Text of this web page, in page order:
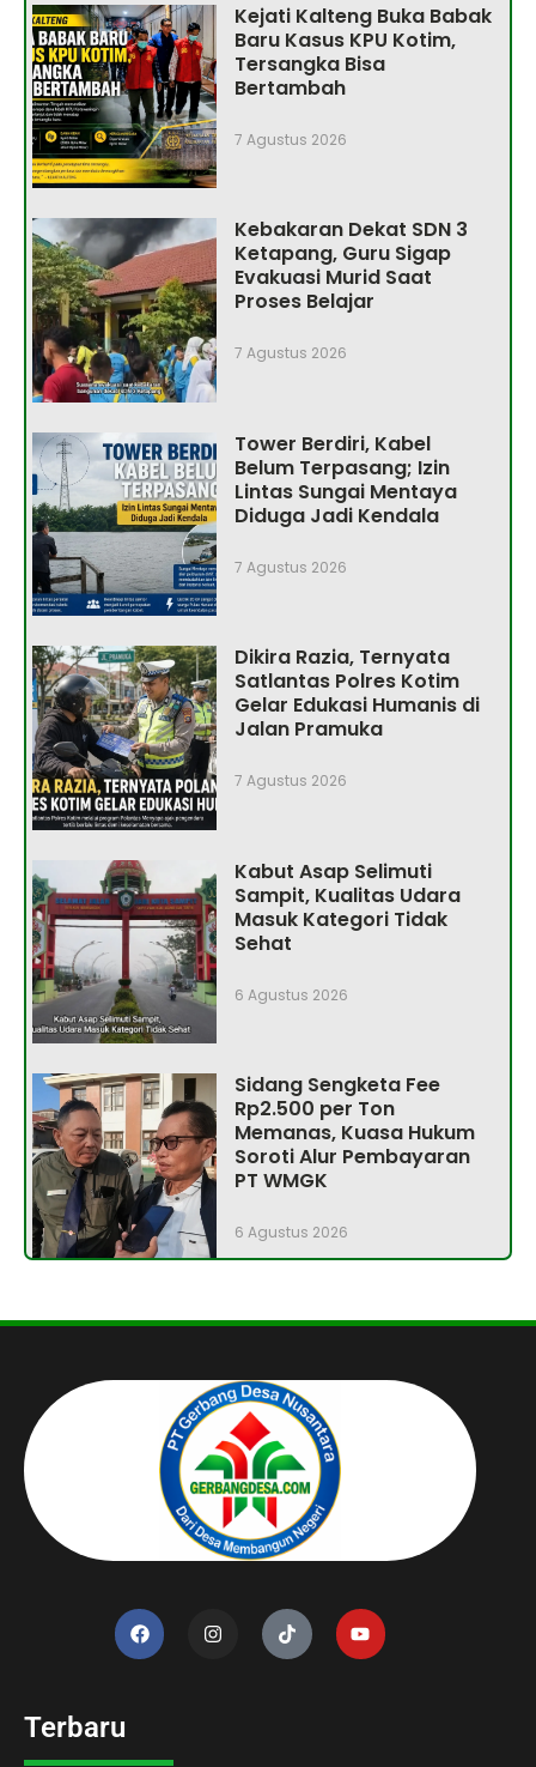
Kejati Kalteng Buka Babak
Baru Kasus KPU Kotim,
Tersangka Bisa
Bertambah
7 Agustus 2026
Kebakaran Dekat SDN 3
Ketapang, Guru Sigap
Evakuasi Murid Saat
Proses Belajar
7 Agustus 2026
Tower Berdiri, Kabel
Belum Terpasang; Izin
Lintas Sungai Mentaya
Diduga Jadi Kendala
7 Agustus 2026
Dikira Razia, Ternyata
Satlantas Polres Kotim
Gelar Edukasi Humanis di
Jalan Pramuka
7 Agustus 2026
Kabut Asap Selimuti
Sampit, Kualitas Udara
Masuk Kategori Tidak
Sehat
6 Agustus 2026
Sidang Sengketa Fee
Rp2.500 per Ton
Memanas, Kuasa Hukum
Soroti Alur Pembayaran
PT WMGK
6 Agustus 2026
Terbaru